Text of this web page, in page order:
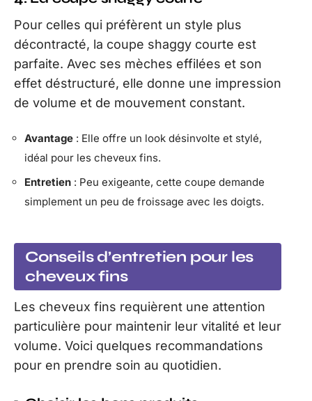
Pour celles qui préfèrent un style plus
décontracté, la coupe shaggy courte est
parfaite. Avec ses mèches effilées et son
effet déstructuré, elle donne une impression
de volume et de mouvement constant.
Avantage : Elle offre un look désinvolte et stylé,
idéal pour les cheveux fins.
Entretien : Peu exigeante, cette coupe demande
simplement un peu de froissage avec les doigts.
Conseils d’entretien pour les
cheveux fins
Les cheveux fins requièrent une attention
particulière pour maintenir leur vitalité et leur
volume. Voici quelques recommandations
pour en prendre soin au quotidien.